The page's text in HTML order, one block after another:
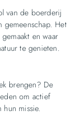
van de boerderij
gemeenschap. Het
en waar
te genieten.
brengen? De
om actief
missie.